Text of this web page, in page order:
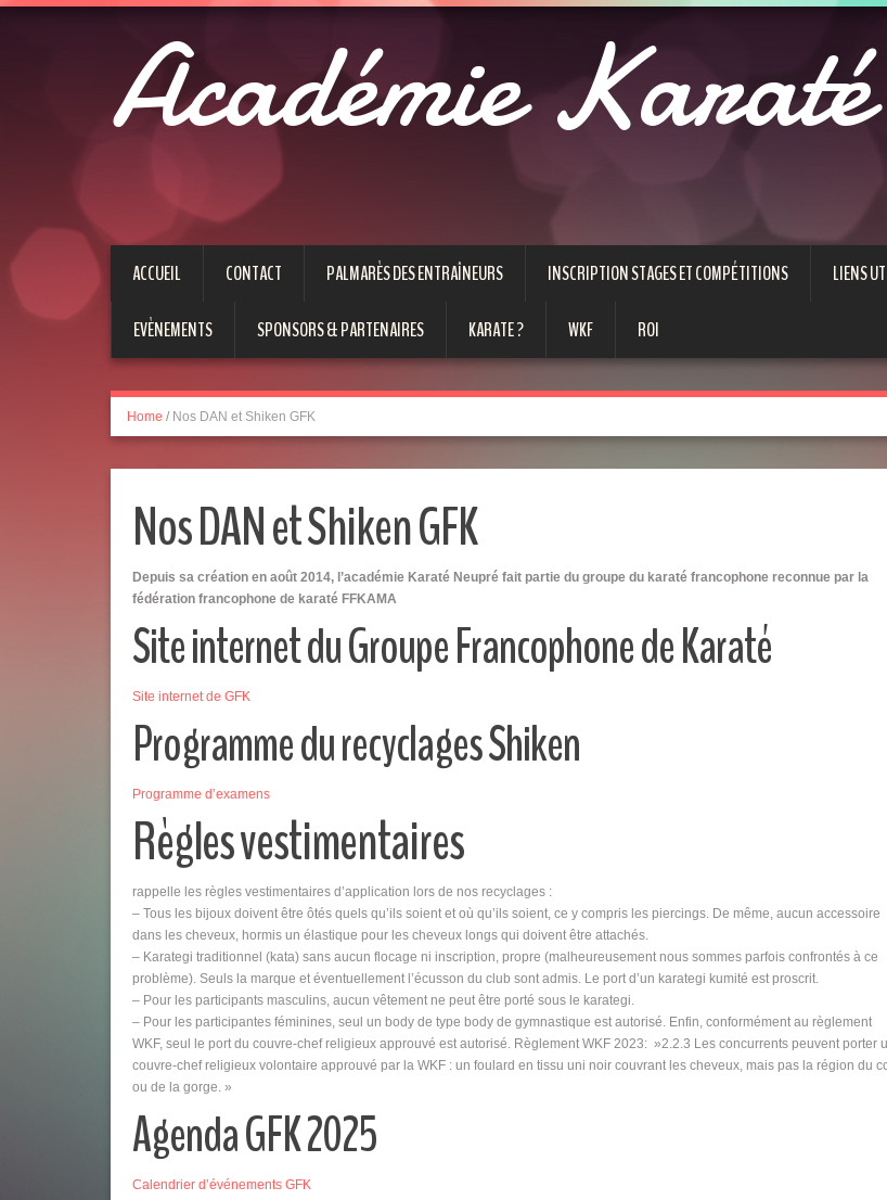
Académie
ACCUEIL CONTACT PALMARÈS DES ENTRAÎNEURS INSCRIPTION STAGES ET COMPÉTITIONS LIENS
EVÈNEMENTS SPONSORS & PARTENAIRES KARATE ? WKF ROI
Home / Nos DAN et Shiken GFK
Nos DAN et Shiken GFK
Depuis sa création en août 2014, l’académie Karaté Neupré fait partie du groupe du karaté francophone reconnue par la
fédération francophone de karaté FFKAMA
Site internet du Groupe Francophone de Karaté
Site internet de GFK
Programme du recyclages Shiken
Programme d’examens
Règles vestimentaires
rappelle les règles vestimentaires d’application lors de nos recyclages :
– Tous les bijoux doivent être ôtés quels qu’ils soient et où qu’ils soient, ce y compris les piercings. De même, aucun accessoire
dans les cheveux, hormis un élastique pour les cheveux longs qui doivent être attachés.
– Karategi traditionnel (kata) sans aucun flocage ni inscription, propre (malheureusement nous sommes parfois confrontés à ce
problème). Seuls la marque et éventuellement l’écusson du club sont admis. Le port d’un karategi kumité est proscrit.
– Pour les participants masculins, aucun vêtement ne peut être porté sous le karategi.
– Pour les participantes féminines, seul un body de type body de gymnastique est autorisé. Enfin, conformément au règlement
WKF, seul le port du couvre-chef religieux approuvé est autorisé. Règlement WKF 2023: »2.2.3 Les concurrents peuvent porter
couvre-chef religieux volontaire approuvé par la WKF : un foulard en tissu uni noir couvrant les cheveux, mais pas la région du
ou de la gorge. »
Agenda GFK 2025
Calendrier d’événements GFK